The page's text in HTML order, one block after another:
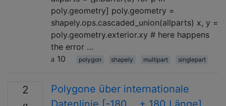
poly.geometry] poly.geometry =
shapely.ops.cascaded_union(allparts) x, y =
poly.geometry.exterior.xy # here happens
the error …
10
polygon shapely multipart singlepart
2
Polygone über internationale